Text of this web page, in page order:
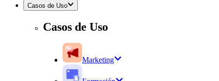
Casos de Uso
Casos de Uso
Marketing